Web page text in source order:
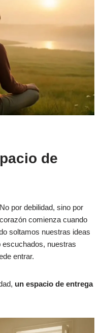
de
por debilidad, sino por
comienza cuando
soltamos nuestras ideas
nuestras
entrar.
un espacio de entrega